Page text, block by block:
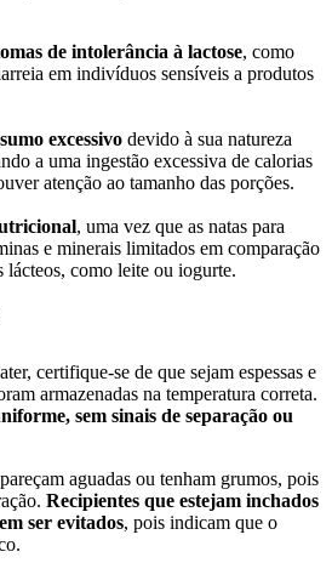
de intolerância à lactose, como
em indivíduos sensíveis a produtos
excessivo devido à sua natureza
a uma ingestão excessiva de calorias
atenção ao tamanho das porções.
, uma vez que as natas para
e minerais limitados em comparação
lácteos, como leite ou iogurte.
certifique-se de que sejam espessas e
armazenadas na temperatura correta.
sem sinais de separação ou
aguadas ou tenham grumos, pois
Recipientes que estejam inchados
ser evitados, pois indicam que o